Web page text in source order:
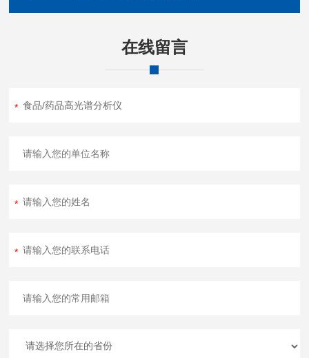
在线留言